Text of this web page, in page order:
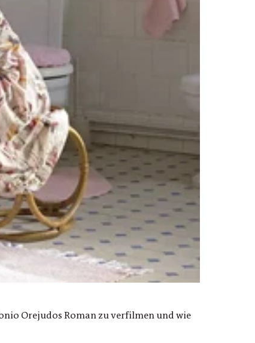
Orejudos Roman zu verfilmen und wie